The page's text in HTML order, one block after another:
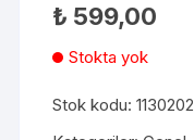
₺ 599,00
Stokta yok
Stok kodu:1130202